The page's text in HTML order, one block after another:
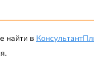
найти в